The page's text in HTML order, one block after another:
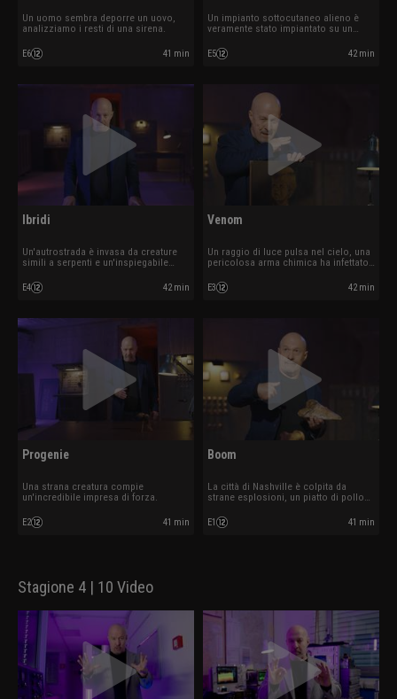
Un uomo sembra deporre un uovo,
analizziamo i resti di una sirena.
E6 41 min
Un impianto sottocutaneo alieno è
veramente stato impiantato su un
E5 42 min
Ibridi
Un'autrostrada è invasa da creature
simili a serpenti e un'inspiegabile
E4 42 min
Venom
Un raggio di luce pulsa nel cielo, una
pericolosa arma chimica ha infettato
E3 42 min
Progenie
Una strana creatura compie
un'incredibile impresa di forza.
E2 41 min
Boom
La città di Nashville è colpita da
strane esplosioni, un piatto di pollo
E1 41 min
Stagione 4 | 10 Video